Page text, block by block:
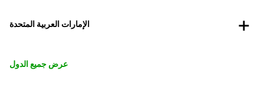
الإمارات العربية المتحدة
عرض جميع الدول